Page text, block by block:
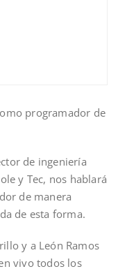
programador de
de ingeniería
y Tec, nos hablará
de manera
de esta forma.
y a León Ramos
vivo todos los